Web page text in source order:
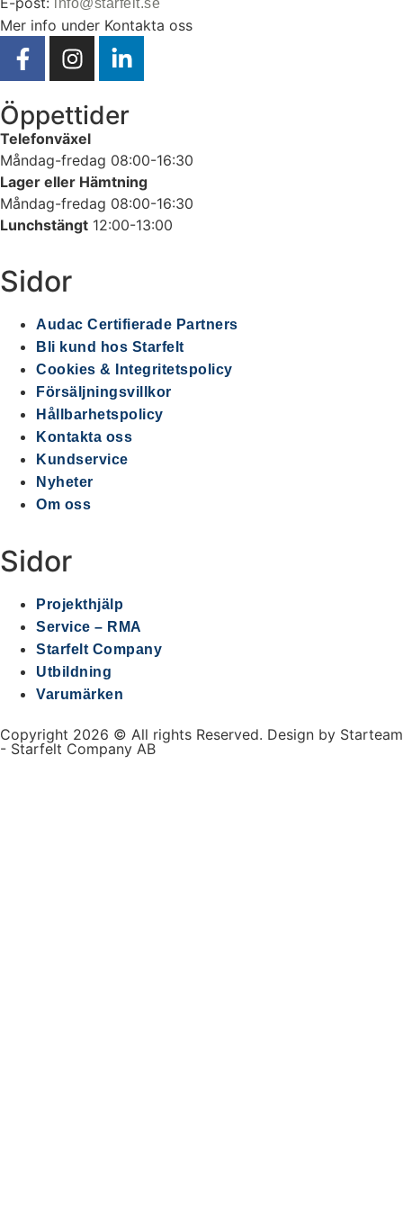
info@starfelt.se
Mer info under Kontakta oss
Öppettider
Telefonväxel
Måndag-fredag 08:00-16:30
Lager eller Hämtning
Måndag-fredag 08:00-16:30
Lunchstängt 12:00-13:00
Sidor
Audac Certifierade Partners
Bli kund hos Starfelt
Cookies & Integritetspolicy
Försäljningsvillkor
Hållbarhetspolicy
Kontakta oss
Kundservice
Nyheter
Om oss
Sidor
Projekthjälp
Service – RMA
Starfelt Company
Utbildning
Varumärken
Copyright 2026 © All rights Reserved. Design by Starteam
- Starfelt Company AB